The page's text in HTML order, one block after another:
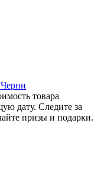
товара
дату. Следите за
призы и подарки.